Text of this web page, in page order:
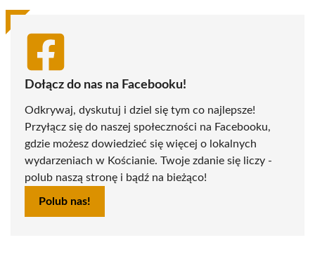
Dołącz do nas na Facebooku!
Odkrywaj, dyskutuj i dziel się tym co najlepsze!
Przyłącz się do naszej społeczności na Facebooku,
gdzie możesz dowiedzieć się więcej o lokalnych
wydarzeniach w Kościanie. Twoje zdanie się liczy -
polub naszą stronę i bądź na bieżąco!
Polub nas!